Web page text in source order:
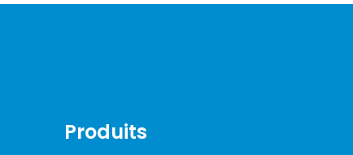
Produits